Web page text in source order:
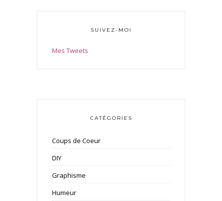
SUIVEZ-MOI
Mes Tweets
CATÉGORIES
Coups de Coeur
DIY
Graphisme
Humeur